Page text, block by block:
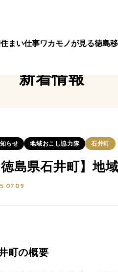
住まい仕事ワカモノが見る徳島
新着情報
らせ 地域おこし協力隊 石井町
徳島県石井町】地
町の概要